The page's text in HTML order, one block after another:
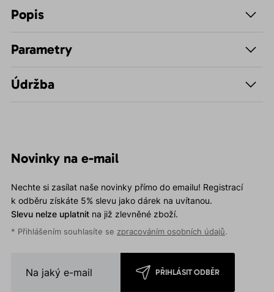
Popis
Parametry
Údržba
Novinky na e-mail
Nechte si zasílat naše novinky přímo do emailu! Registrací
k odběru získáte 5% slevu jako dárek na uvítanou.
Slevu nelze uplatnitna již zlevněné zboží.
* Přihlášením souhlasíte se zpracováním osobních údajů.
PŘIHLÁSIT ODBĚR